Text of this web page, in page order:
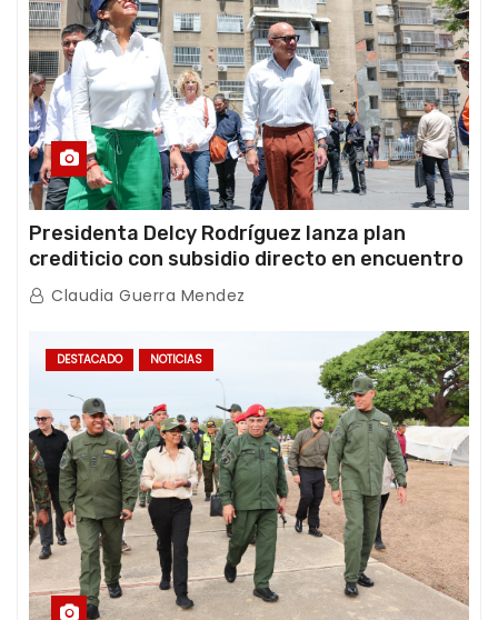
Presidenta Delcy Rodríguez lanza plan
crediticio con subsidio directo en encuentro
con Juntas de Condominio
Claudia Guerra Mendez
DESTACADO NOTICIAS